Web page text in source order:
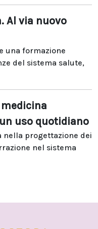
Al via nuovo
una formazione
del sistema salute,
uso quotidiano
progettazione dei
nel sistema